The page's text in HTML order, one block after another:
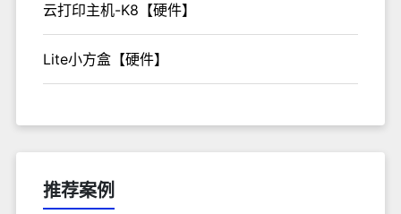
云打印主机-K8【硬件】
Lite小方盒【硬件】
推荐案例